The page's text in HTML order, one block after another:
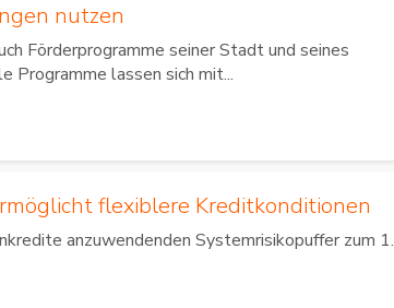
nutzen
Förderprogramme seiner Stadt und seines
Programme lassen sich mit...
flexiblere Kreditkonditionen
anzuwendenden Systemrisikopuffer zum 1.